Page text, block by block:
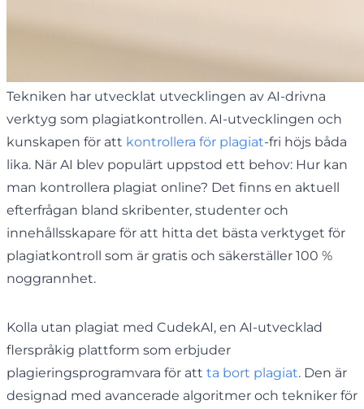
Tekniken har utvecklat utvecklingen av AI-drivna
verktyg som plagiatkontrollen. AI-utvecklingen och
kunskapen för att kontrollera för plagiat-fri höjs båda
lika. När AI blev populärt uppstod ett behov: Hur kan
man kontrollera plagiat online? Det finns en aktuell
efterfrågan bland skribenter, studenter och
innehållsskapare för att hitta det bästa verktyget för
plagiatkontroll som är gratis och säkerställer 100 %
noggrannhet.
Kolla utan plagiat med CudekAI, en AI-utvecklad
flerspråkig plattform som erbjuder
plagieringsprogramvara för att ta bort plagiat. Den är
designad med avancerade algoritmer och tekniker för